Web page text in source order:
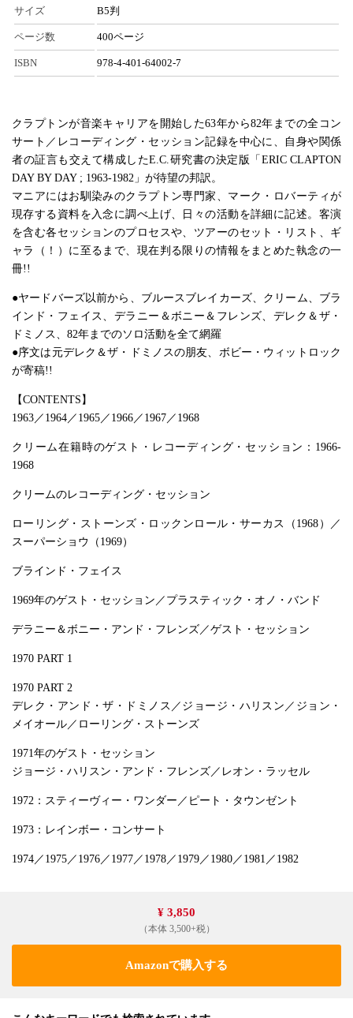
サイズ B5判
ページ数 400ページ
ISBN 978-4-401-64002-7
クラプトンが音楽キャリアを開始した63年から82年までの全コン
サート／レコーディング・セッション記録を中心に、自身や関係
者の証言も交えて構成したE.C.研究書の決定版「ERIC CLAPTON
DAY BY DAY ; 1963-1982」が待望の邦訳。
マニアにはお馴染みのクラプトン専門家、マーク・ロバーティが
現存する資料を入念に調べ上げ、日々の活動を詳細に記述。客演
を含む各セッションのプロセスや、ツアーのセット・リスト、ギ
ャラ（！）に至るまで、現在判る限りの情報をまとめた執念の一
冊!!
●ヤードバーズ以前から、ブルースブレイカーズ、クリーム、ブラ
インド・フェイス、デラニー＆ボニー＆フレンズ、デレク＆ザ・
ドミノス、82年までのソロ活動を全て網羅
●序文は元デレク＆ザ・ドミノスの朋友、ボビー・ウィットロック
が寄稿!!
【CONTENTS】
1963／1964／1965／1966／1967／1968
クリーム在籍時のゲスト・レコーディング・セッション：1966-
1968
クリームのレコーディング・セッション
ローリング・ストーンズ・ロックンロール・サーカス（1968）／
スーパーショウ（1969）
ブラインド・フェイス
1969年のゲスト・セッション／プラスティック・オノ・バンド
デラニー＆ボニー・アンド・フレンズ／ゲスト・セッション
1970 PART 1
1970 PART 2
デレク・アンド・ザ・ドミノス／ジョージ・ハリスン／ジョン・
メイオール／ローリング・ストーンズ
1971年のゲスト・セッション
ジョージ・ハリスン・アンド・フレンズ／レオン・ラッセル
1972：スティーヴィー・ワンダー／ピート・タウンゼント
1973：レインボー・コンサート
1974／1975／1976／1977／1978／1979／1980／1981／1982
¥ 3,850
（本体 3,500+税）
Amazonで購入する